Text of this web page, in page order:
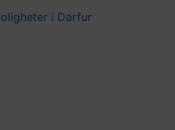
i Darfur